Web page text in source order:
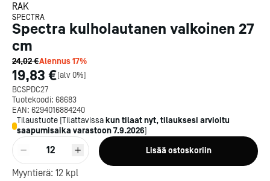
RAK
SPECTRA
Spectra kulholautanen valkoinen 27
cm
24,02 €Alennus17%
19,83 €[alv 0%]
BCSPDC27
Tuotekoodi: 68683
EAN: 6294016884240
Tilaustuote [Tilattavissa kun tilaat nyt, tilauksesi arvioitu
saapumisaika varastoon7.9.2026]
12 Lisää ostoskoriin
Myyntierä: 12 kpl
Kotipizza on vuonna 1987
perustettu yritys, jolla on yli